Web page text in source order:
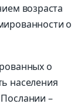
возраста
о
о
населения
–